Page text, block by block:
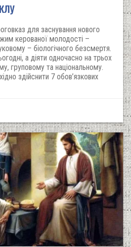
для заснування нового
керованої молодості –
– біологічного безсмертя.
а діяти одночасно на трьох
груповому та національному.
здійснити 7 обов’язкових